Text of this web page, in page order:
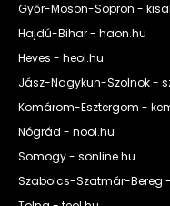
Győr-Moson-Sopron -
Hajdú-Bihar - haon.hu
Heves - heol.hu
Jász-Nagykun-Szolnok -
Komárom-Esztergom -
Nógrád - nool.hu
Somogy - sonline.hu
Szabolcs-Szatmár-Bereg